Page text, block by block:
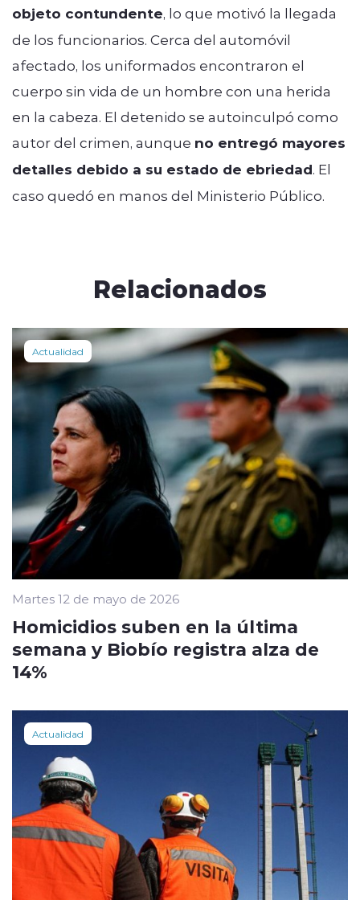
objeto contundente, lo que motivó la llegada
de los funcionarios. Cerca del automóvil
afectado, los uniformados encontraron el
cuerpo sin vida de un hombre con una herida
en la cabeza. El detenido se autoinculpó como
autor del crimen, aunque no entregó mayores
detalles debido a su estado de ebriedad. El
caso quedó en manos del Ministerio Público.
Relacionados
Actualidad
Martes 12 de mayo de 2026
Homicidios suben en la última
semana y Biobío registra alza de
14%
Actualidad